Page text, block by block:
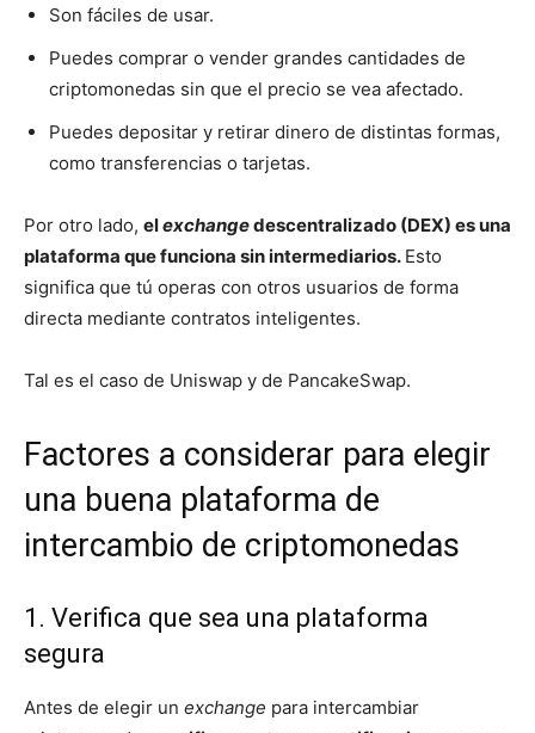
Son fáciles de usar.
Puedes comprar o vender grandes cantidades de
criptomonedas sin que el precio se vea afectado.
Puedes depositar y retirar dinero de distintas formas,
como transferencias o tarjetas.
Por otro lado, elexchangedescentralizado (DEX) es una
plataforma que funciona sin intermediarios. Esto
significa que tú operas con otros usuarios de forma
directa mediante contratos inteligentes.
Tal es el caso de Uniswap y de PancakeSwap.
Factores a considerar para elegir
una buena plataforma de
intercambio de criptomonedas
1. Verifica que sea una plataforma
segura
Antes de elegir un exchange para intercambiar